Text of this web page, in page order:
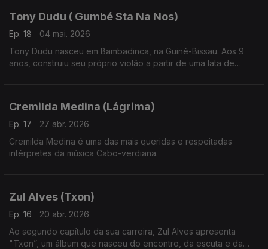
Tony Dudu ( Gumbé Sta Na Nos)
Ep. 18
04 mai. 2026
Tony Dudu nasceu em Bambadinca, na Guiné-Bissau. Aos 9
anos, construiu seu próprio violão a partir de uma lata de
Cremilda Medina (Lágrima)
Ep. 17
27 abr. 2026
Cremilda Medina é uma das mais queridas e respeitadas
intérpretes da música Cabo-verdiana.
Zul Alves (Txon)
Ep. 16
20 abr. 2026
Ao segundo capítulo da sua carreira, Zul Alves apresenta
"Txon”, um álbum que nasceu do encontro, da escuta e da